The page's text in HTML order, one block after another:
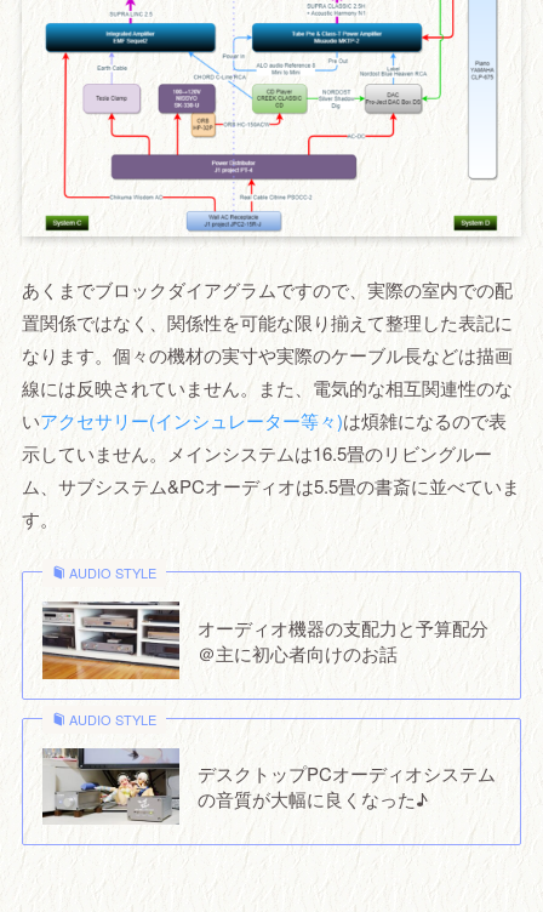
あくまでブロックダイアグラムですので、実際の室内での配
置関係ではなく、関係性を可能な限り揃えて整理した表記に
なります。個々の機材の実寸や実際のケーブル長などは描画
線には反映されていません。また、電気的な相互関連性のな
いアクセサリー(インシュレーター等々)は煩雑になるので表
示していません。メインシステムは16.5畳のリビングルー
ム、サブシステム&PCオーディオは5.5畳の書斎に並べていま
す。
AUDIO STYLE
オーディオ機器の支配力と予算配分
＠主に初心者向けのお話
AUDIO STYLE
デスクトップPCオーディオシステム
の音質が大幅に良くなった♪